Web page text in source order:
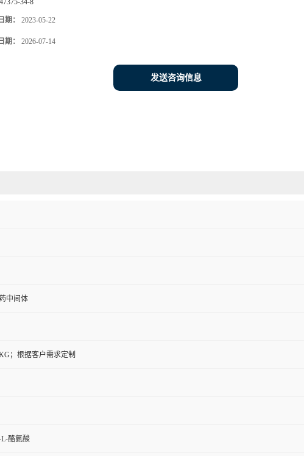
47375-34-8
期： 2023-05-22
期： 2026-07-14
发送咨询信息
中间体
；根据客户需求定制
L-酪氨酸